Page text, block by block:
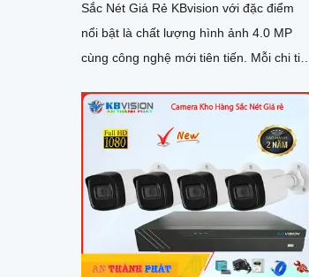
Sắc Nét Giá Rẻ KBvision với đặc điểm
nổi bật là chất lượng hình ảnh 4.0 MP
cùng công nghệ mới tiên tiến. Mỗi chi tiết